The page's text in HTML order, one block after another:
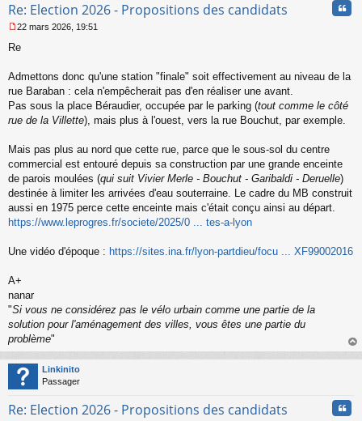
Re: Election 2026 - Propositions des candidats
e
s
g
e
n
n
u
22 mars 2026, 19:51
Re
Admettons donc qu'une station "finale" soit effectivement au niveau de la
rue Baraban : cela n'empêcherait pas d'en réaliser une avant.
Pas sous la place Béraudier, occupée par le parking (tout comme le côté
rue de la Villette), mais plus à l'ouest, vers la rue Bouchut, par exemple.
Mais pas plus au nord que cette rue, parce que le sous-sol du centre
commercial est entouré depuis sa construction par une grande enceinte
de parois moulées (qui suit Vivier Merle - Bouchut - Garibaldi - Deruelle)
destinée à limiter les arrivées d'eau souterraine. Le cadre du MB construit
aussi en 1975 perce cette enceinte mais c'était conçu ainsi au départ.
https://www.leprogres.fr/societe/2025/0 ... tes-a-lyon
Une vidéo d'époque : https://sites.ina.fr/lyon-partdieu/focu ... XF99002016
A+
nanar
"Si vous ne considérez pas le vélo urbain comme une partie de la
solution pour l'aménagement des villes, vous êtes une partie du
problème"
au
Linkinito
Passager
Re: Election 2026 - Propositions des candidats